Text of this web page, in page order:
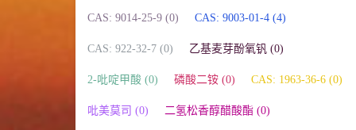
CAS: 9014-25-9 (0) CAS: 9003-01-4 (4)
CAS: 922-32-7 (0) 乙基麦芽酚氧钒 (0)
2-吡啶甲酸 (0) 磷酸二铵 (0) CAS: 1963-36-6 (0)
吡美莫司 (0) 二氢松香醇醋酸酯 (0)